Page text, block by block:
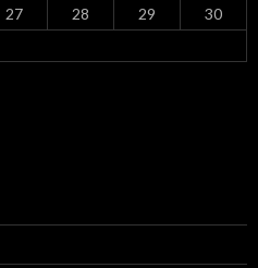
27 28 29
30